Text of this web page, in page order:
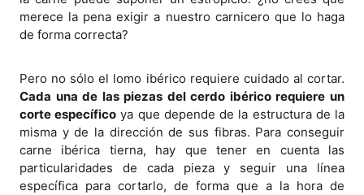
merece la pena exigir a nuestro carnicero que lo haga
de forma correcta?
Pero no sólo el lomo ibérico requiere cuidado al cortar.
Cada una de las piezas del cerdo ibérico requiere un
corte específico ya que depende de la estructura de la
misma y de la dirección de sus fibras. Para conseguir
carne ibérica tierna, hay que tener en cuenta las
particularidades de cada pieza y seguir una línea
específica para cortarlo, de forma que a la hora de